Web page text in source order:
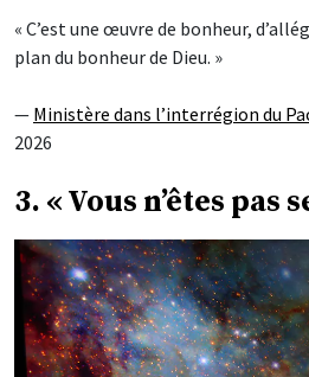
« C’est une œuvre de bonheur,
plan du bonheur de Dieu. »
— Ministère dans l’interrégion du
2026
3. « Vous n’êtes pas